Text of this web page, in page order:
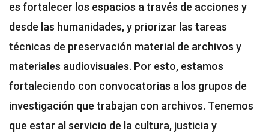
es fortalecer los espacios a través de acciones y
desde las humanidades, y priorizar las tareas
técnicas de preservación material de archivos y
materiales audiovisuales. Por esto, estamos
fortaleciendo con convocatorias a los grupos de
investigación que trabajan con archivos. Tenemos
que estar al servicio de la cultura, justicia y